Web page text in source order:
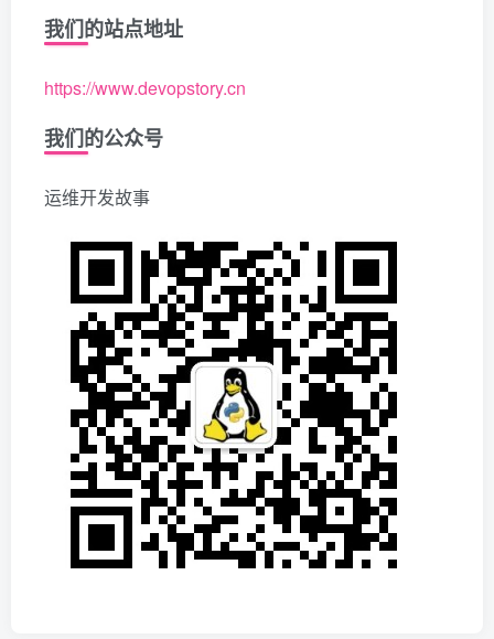
我们的站点地址
https://www.devopstory.cn
我们的公众号
运维开发故事